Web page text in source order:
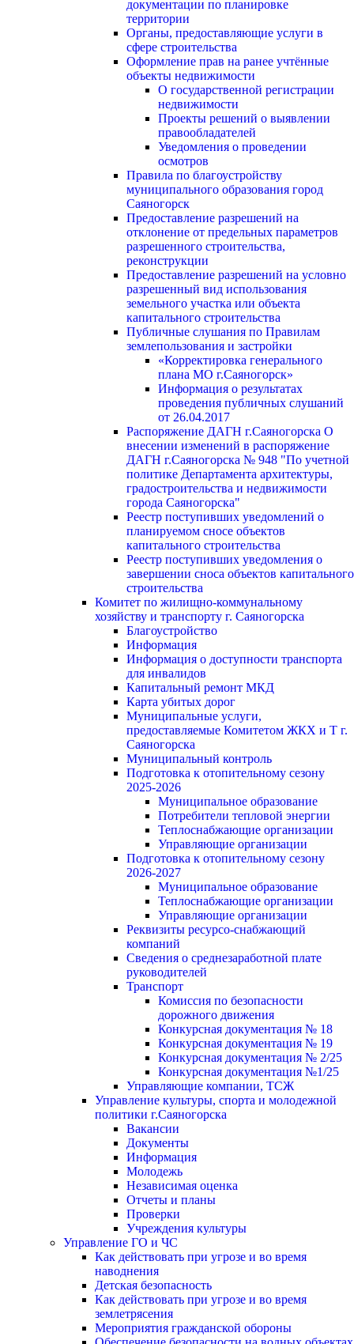
документации по планировке
территории
Органы, предоставляющие услуги в
сфере строительства
Оформление прав на ранее учтённые
объекты недвижимости
О государственной регистрации
недвижимости
Проекты решений о выявлении
правообладателей
Уведомления о проведении
осмотров
Правила по благоустройству
муниципального образования город
Саяногорск
Предоставление разрешений на
отклонение от предельных параметров
разрешенного строительства,
реконструкции
Предоставление разрешений на условно
разрешенный вид использования
земельного участка или объекта
капитального строительства
Публичные слушания по Правилам
землепользования и застройки
«Корректировка генерального
плана МО г.Саяногорск»
Информация о результатах
проведения публичных слушаний
от 26.04.2017
Распоряжение ДАГН г.Саяногорска О
внесении изменений в распоряжение
ДАГН г.Саяногорска № 948 "По учетной
политике Департамента архитектуры,
градостроительства и недвижимости
города Саяногорска"
Реестр поступивших уведомлений о
планируемом сносе объектов
капитального строительства
Реестр поступивших уведомления о
завершении сноса объектов капитального
строительства
Комитет по жилищно-коммунальному
хозяйству и транспорту г. Саяногорска
Благоустройство
Информация
Информация о доступности транспорта
для инвалидов
Капитальный ремонт МКД
Карта убитых дорог
Муниципальные услуги,
предоставляемые Комитетом ЖКХ и Т г.
Саяногорска
Муниципальный контроль
Подготовка к отопительному сезону
2025-2026
Муниципальное образование
Потребители тепловой энергии
Теплоснабжающие организации
Управляющие организации
Подготовка к отопительному сезону
2026-2027
Муниципальное образование
Теплоснабжающие организации
Управляющие организации
Реквизиты ресурсо-снабжающий
компаний
Сведения о среднезаработной плате
руководителей
Транспорт
Комиссия по безопасности
дорожного движения
Конкурсная документация № 18
Конкурсная документация № 19
Конкурсная документация № 2/25
Конкурсная документация №1/25
Управляющие компании, ТСЖ
Управление культуры, спорта и молодежной
политики г.Саяногорска
Вакансии
Документы
Информация
Молодежь
Независимая оценка
Отчеты и планы
Проверки
Учреждения культуры
Управление ГО и ЧС
Как действовать при угрозе и во время
наводнения
Детская безопасность
Как действовать при угрозе и во время
землетрясения
Мероприятия гражданской обороны